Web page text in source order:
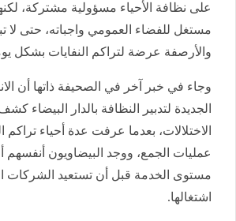
على نظافة الأحياء مسؤولية مشتركة،
مستغل للفضاء العمومي واجباته، حتى لا
والأرصفة عرضة لتراكم النفايات بشكل
وجاء في خبر آخر في الصحيفة ذاتها أن
الجديدة لتدبير النظافة بالدار البيضاء
الاختلالات، بعدما عرفت عدة أحياء تراكم
عمليات الجمع، ووجد البيضاويون أنفسهم
مستوى الخدمة قبل أن تستعيد الشركات
اشتغالها.